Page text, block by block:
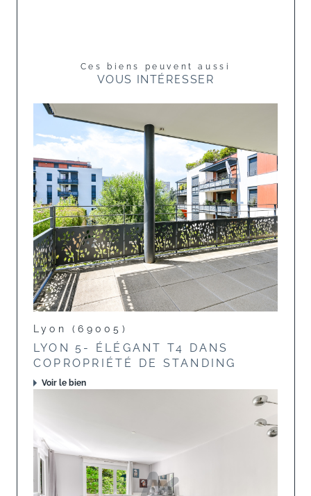
Ces biens peuvent aussi
VOUS INTÉRESSER
Lyon (69005)
LYON 5- ÉLÉGANT T4 DANS
COPROPRIÉTÉ DE STANDING
Voir le bien